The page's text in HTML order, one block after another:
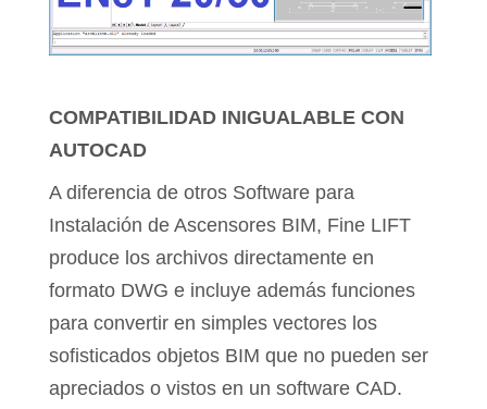
COMPATIBILIDAD INIGUALABLE CON
AUTOCAD
A diferencia de otros Software para
Instalación de Ascensores BIM, Fine LIFT
produce los archivos directamente en
formato DWG e incluye además funciones
para convertir en simples vectores los
sofisticados objetos BIM que no pueden ser
apreciados o vistos en un software CAD.